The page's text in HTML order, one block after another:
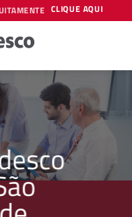
CLIQUE AQUI